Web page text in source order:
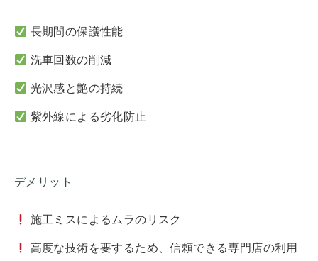
長期間の保護性能
洗車回数の削減
光沢感と艶の持続
紫外線による劣化防止
デメリット
施工ミスによるムラのリスク
高度な技術を要するため、信頼できる専門店の利用